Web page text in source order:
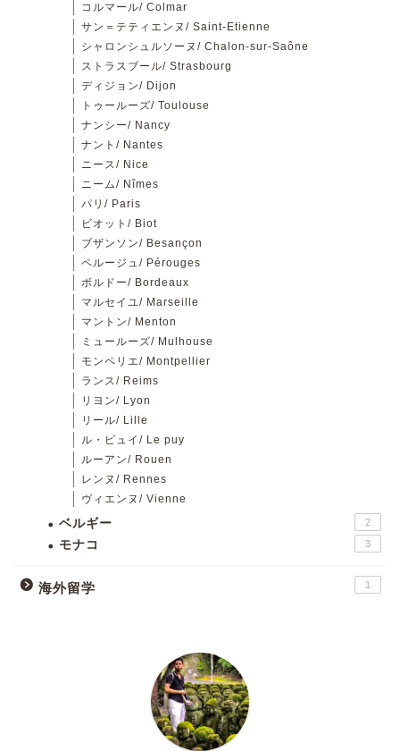
コルマール/ Colmar
サン＝テティエンヌ/ Saint-Etienne
シャロンシュルソーヌ/ Chalon-sur-Saône
ストラスブール/ Strasbourg
ディジョン/ Dijon
トゥールーズ/ Toulouse
ナンシー/ Nancy
ナント/ Nantes
ニース/ Nice
ニーム/ Nîmes
パリ/ Paris
ビオット/ Biot
ブザンソン/ Besançon
ペルージュ/ Pérouges
ボルドー/ Bordeaux
マルセイユ/ Marseille
マントン/ Menton
ミュールーズ/ Mulhouse
モンペリエ/ Montpellier
ランス/ Reims
リヨン/ Lyon
リール/ Lille
ル・ピュイ/ Le puy
ルーアン/ Rouen
レンヌ/ Rennes
ヴィエンヌ/ Vienne
ベルギー 2
モナコ 3
海外留学 1